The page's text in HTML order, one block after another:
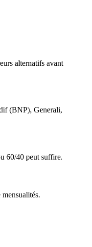
alternatifs avant
(BNP), Generali,
60/40 peut suffire.